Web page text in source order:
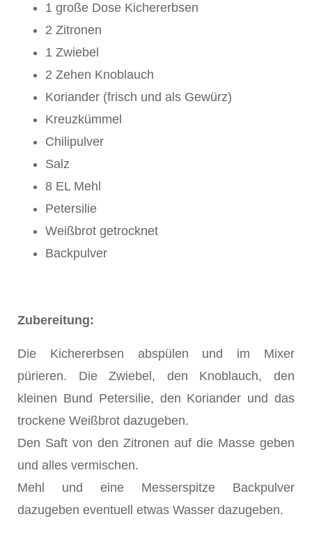
1 große Dose Kichererbsen
2 Zitronen
1 Zwiebel
2 Zehen Knoblauch
Koriander (frisch und als Gewürz)
Kreuzkümmel
Chilipulver
Salz
8 EL Mehl
Petersilie
Weißbrot getrocknet
Backpulver
Zubereitung:
Die Kichererbsen abspülen und im Mixer
pürieren. Die Zwiebel, den Knoblauch, den
kleinen Bund Petersilie, den Koriander und das
trockene Weißbrot dazugeben.
Den Saft von den Zitronen auf die Masse geben
und alles vermischen.
Mehl und eine Messerspitze Backpulver
dazugeben eventuell etwas Wasser dazugeben.